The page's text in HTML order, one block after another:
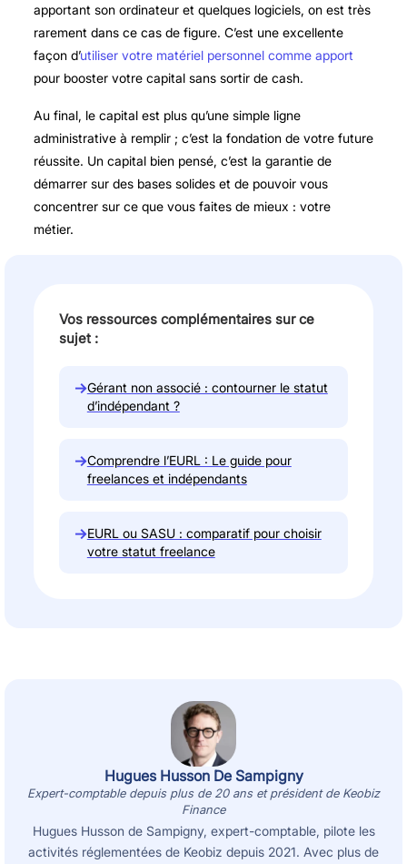
apportant son ordinateur et quelques logiciels, on est très
rarement dans ce cas de figure. C’est une excellente
façon d’utiliser votre matériel personnel comme apport
pour booster votre capital sans sortir de cash.
Au final, le capital est plus qu’une simple ligne
administrative à remplir ; c’est la fondation de votre future
réussite. Un capital bien pensé, c’est la garantie de
démarrer sur des bases solides et de pouvoir vous
concentrer sur ce que vous faites de mieux : votre
métier.
Vos ressources complémentaires sur ce
sujet :
→Gérant non associé : contourner le statut
d’indépendant ?
→Comprendre l’EURL : Le guide pour
freelances et indépendants
→EURL ou SASU : comparatif pour choisir
votre statut freelance
Hugues Husson De Sampigny
Expert-comptable depuis plus de 20 ans et président de Keobiz
Finance
Hugues Husson de Sampigny, expert-comptable, pilote les
activités réglementées de Keobiz depuis 2021. Avec plus de